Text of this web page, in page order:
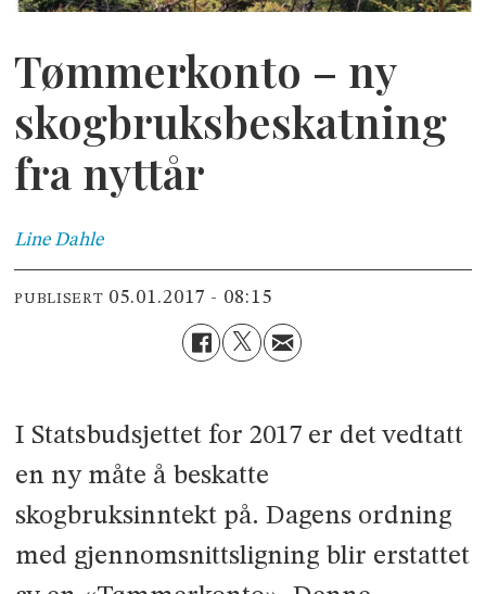
Tømmerkonto – ny
skogbruksbeskatning
fra nyttår
Line Dahle
PUBLISERT 05.01.2017 - 08:15
I Statsbudsjettet for 2017 er det vedtatt
en ny måte å beskatte
skogbruksinntekt på. Dagens ordning
med gjennomsnittsligning blir erstattet